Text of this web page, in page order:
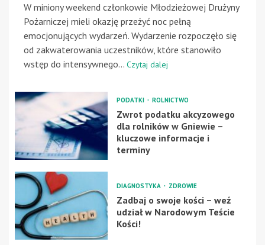
W miniony weekend członkowie Młodzieżowej Drużyny
Pożarniczej mieli okazję przeżyć noc pełną
emocjonujących wydarzeń. Wydarzenie rozpoczęło się
od zakwaterowania uczestników, które stanowiło
wstęp do intensywnego... Czytaj dalej
PODATKI ROLNICTWO
Zwrot podatku akcyzowego
dla rolników w Gniewie –
kluczowe informacje i
terminy
DIAGNOSTYKA ZDROWIE
Zadbaj o swoje kości – weź
udział w Narodowym Teście
Kości!